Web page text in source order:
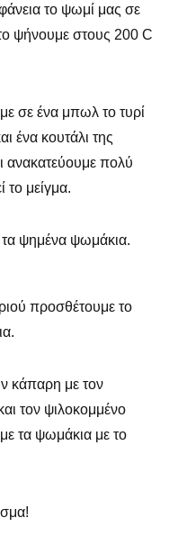
το ψωμί μας σε
ψήνουμε στους 200 C
σε ένα μπωλ το τυρί
ένα κουτάλι της
ανακατεύουμε πολύ
το μείγμα.
τα ψημένα ψωμάκια.
προσθέτουμε το
κάπαρη με τον
τον ψιλοκομμένο
τα ψωμάκια με το